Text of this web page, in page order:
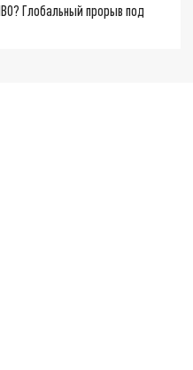
Глобальный прорыв под